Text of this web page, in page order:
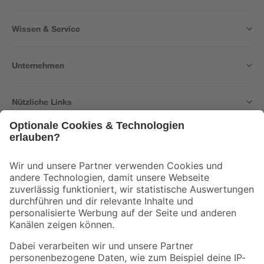
Wissen & Service
Unternehmen
Nützliche Links
Der toom Newsletter: Keine Angebote und Aktionen mehr verpassen!
Zur Newsletter Anmeldung
Folge uns